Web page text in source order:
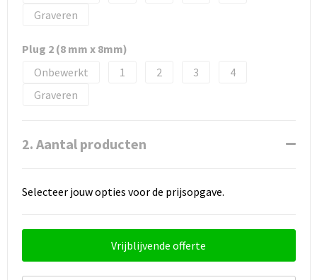
Graveren
Plug 2 (8 mm x 8mm)
Onbewerkt
1 2 3
4
Graveren
2. Aantal producten
Selecteer jouw opties voor de prijsopgave.
Vrijblijvende offerte